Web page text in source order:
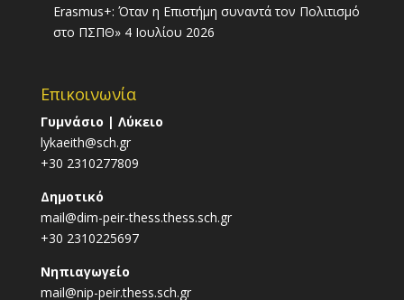
Erasmus+: Όταν η Επιστήμη συναντά τον Πολιτισμό
στο ΠΣΠΘ» 4 Ιουλίου 2026
Επικοινωνία
Γυμνάσιο | Λύκειο
lykaeith@sch.gr
+30 2310277809
Δημοτικό
mail@dim-peir-thess.thess.sch.gr
+30 2310225697
Νηπιαγωγείο
mail@nip-peir.thess.sch.gr